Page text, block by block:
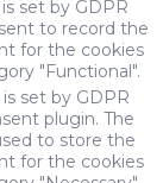
set by GDPR
to record the
for the cookies
"Functional".
set by GDPR
plugin. The
to store the
for the cookies